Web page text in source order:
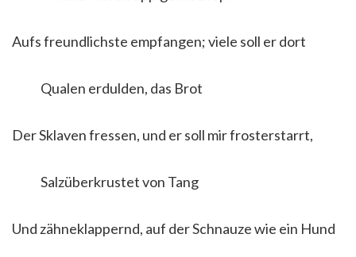
Aufs freundlichste empfangen; viele soll er dort
Qualen erdulden, das Brot
Der Sklaven fressen, und er soll mir frosterstarrt,
Salzüberkrustet von Tang
Und zähneklappernd, auf der Schnauze wie ein Hund